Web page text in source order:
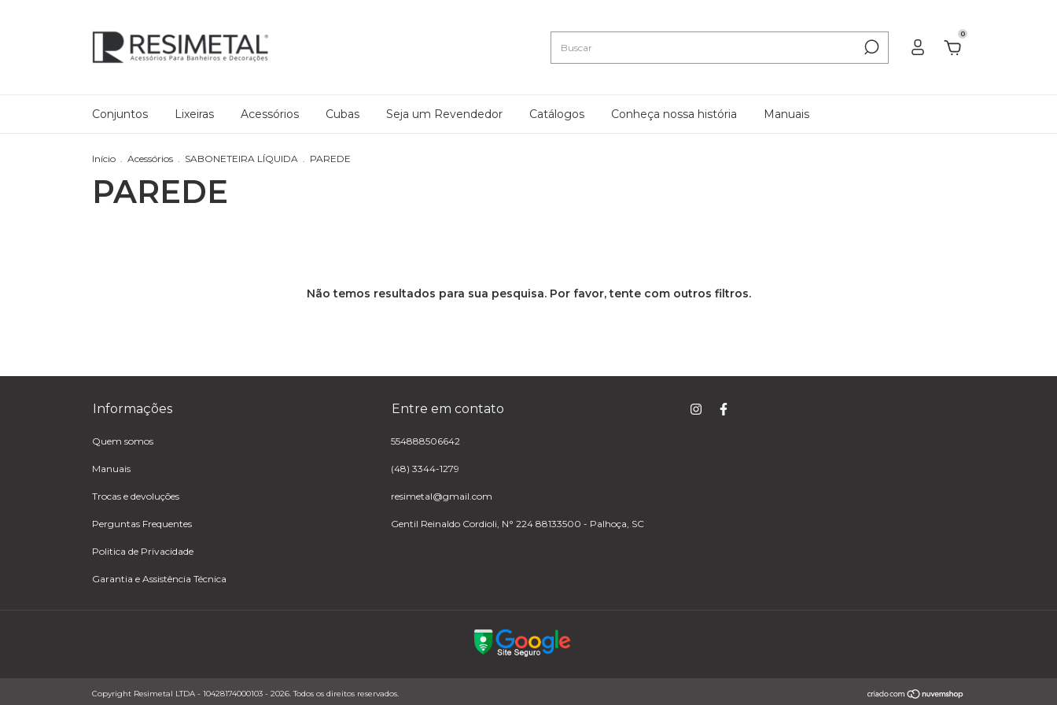
0
Conjuntos Lixeiras Acessórios Cubas Seja um Revendedor Catálogos Conheça nossa história Manuais
Início . Acessórios . SABONETEIRA LÍQUIDA . PAREDE
PAREDE
Não temos resultados para sua pesquisa. Por favor, tente com outros filtros.
Informações
Quem somos
Manuais
Trocas e devoluções
Perguntas Frequentes
Politica de Privacidade
Garantia e Assistência Técnica
Entre em contato
554888506642
(48) 3344-1279
resimetal@gmail.com
Gentil Reinaldo Cordioli, N° 224 88133500 - Palhoça, SC
Copyright Resimetal LTDA - 10428174000103 - 2026. Todos os direitos reservados.